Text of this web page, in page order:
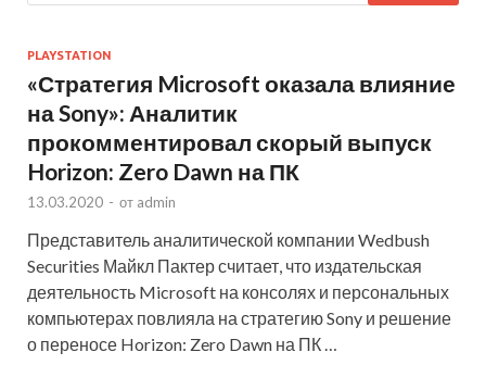
PLAYSTATION
«Стратегия Microsoft оказала влияние
на Sony»: Аналитик
прокомментировал скорый выпуск
Horizon: Zero Dawn на ПК
13.03.2020 - от admin
Представитель аналитической компании Wedbush
Securities Майкл Пактер считает, что издательская
деятельность Microsoft на консолях и персональных
компьютерах повлияла на стратегию Sony и решение
о переносе Horizon: Zero Dawn на ПК …